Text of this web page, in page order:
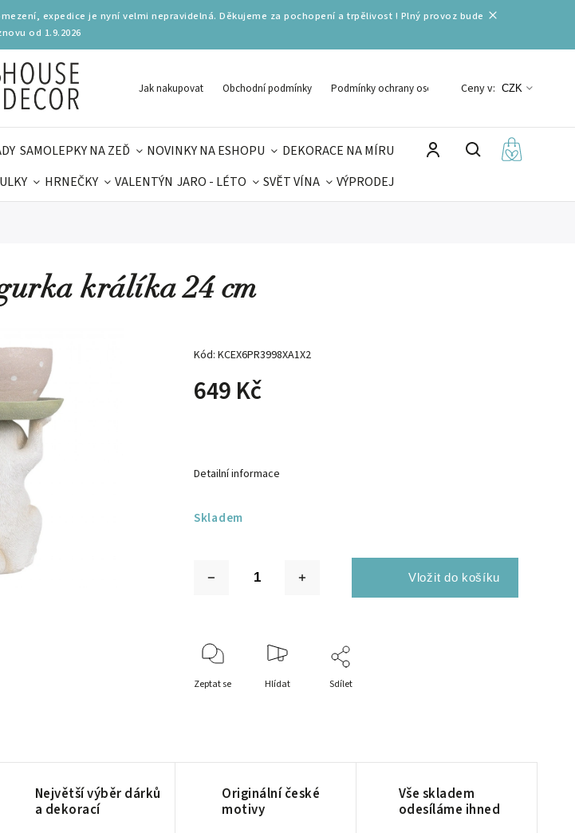
expedice je nyní velmi nepravidelná. Děkujeme za pochopení a trpělivost ! Plný provoz bude
od 1.9.2026
Jak nakupovat Obchodní podmínky Podmínky ochrany osobních údajů
Ceny v: CZK
SAMOLEPKY NA ZEĎ NOVINKY NA ESHOPU
DEKORACE NA MÍRU
HRNEČKY VALENTÝN JARO - LÉTO SVĚT VÍNA
VÝPRODEJ
králíka 24 cm
Kód: KCEX6PR3998XA1X2
649 Kč
Skladem
Detailní informace
Zeptat se Hlídat Sdílet
Největší výběr dárků
a dekorací
Originální české
motivy
Vše skladem
odesíláme ihned